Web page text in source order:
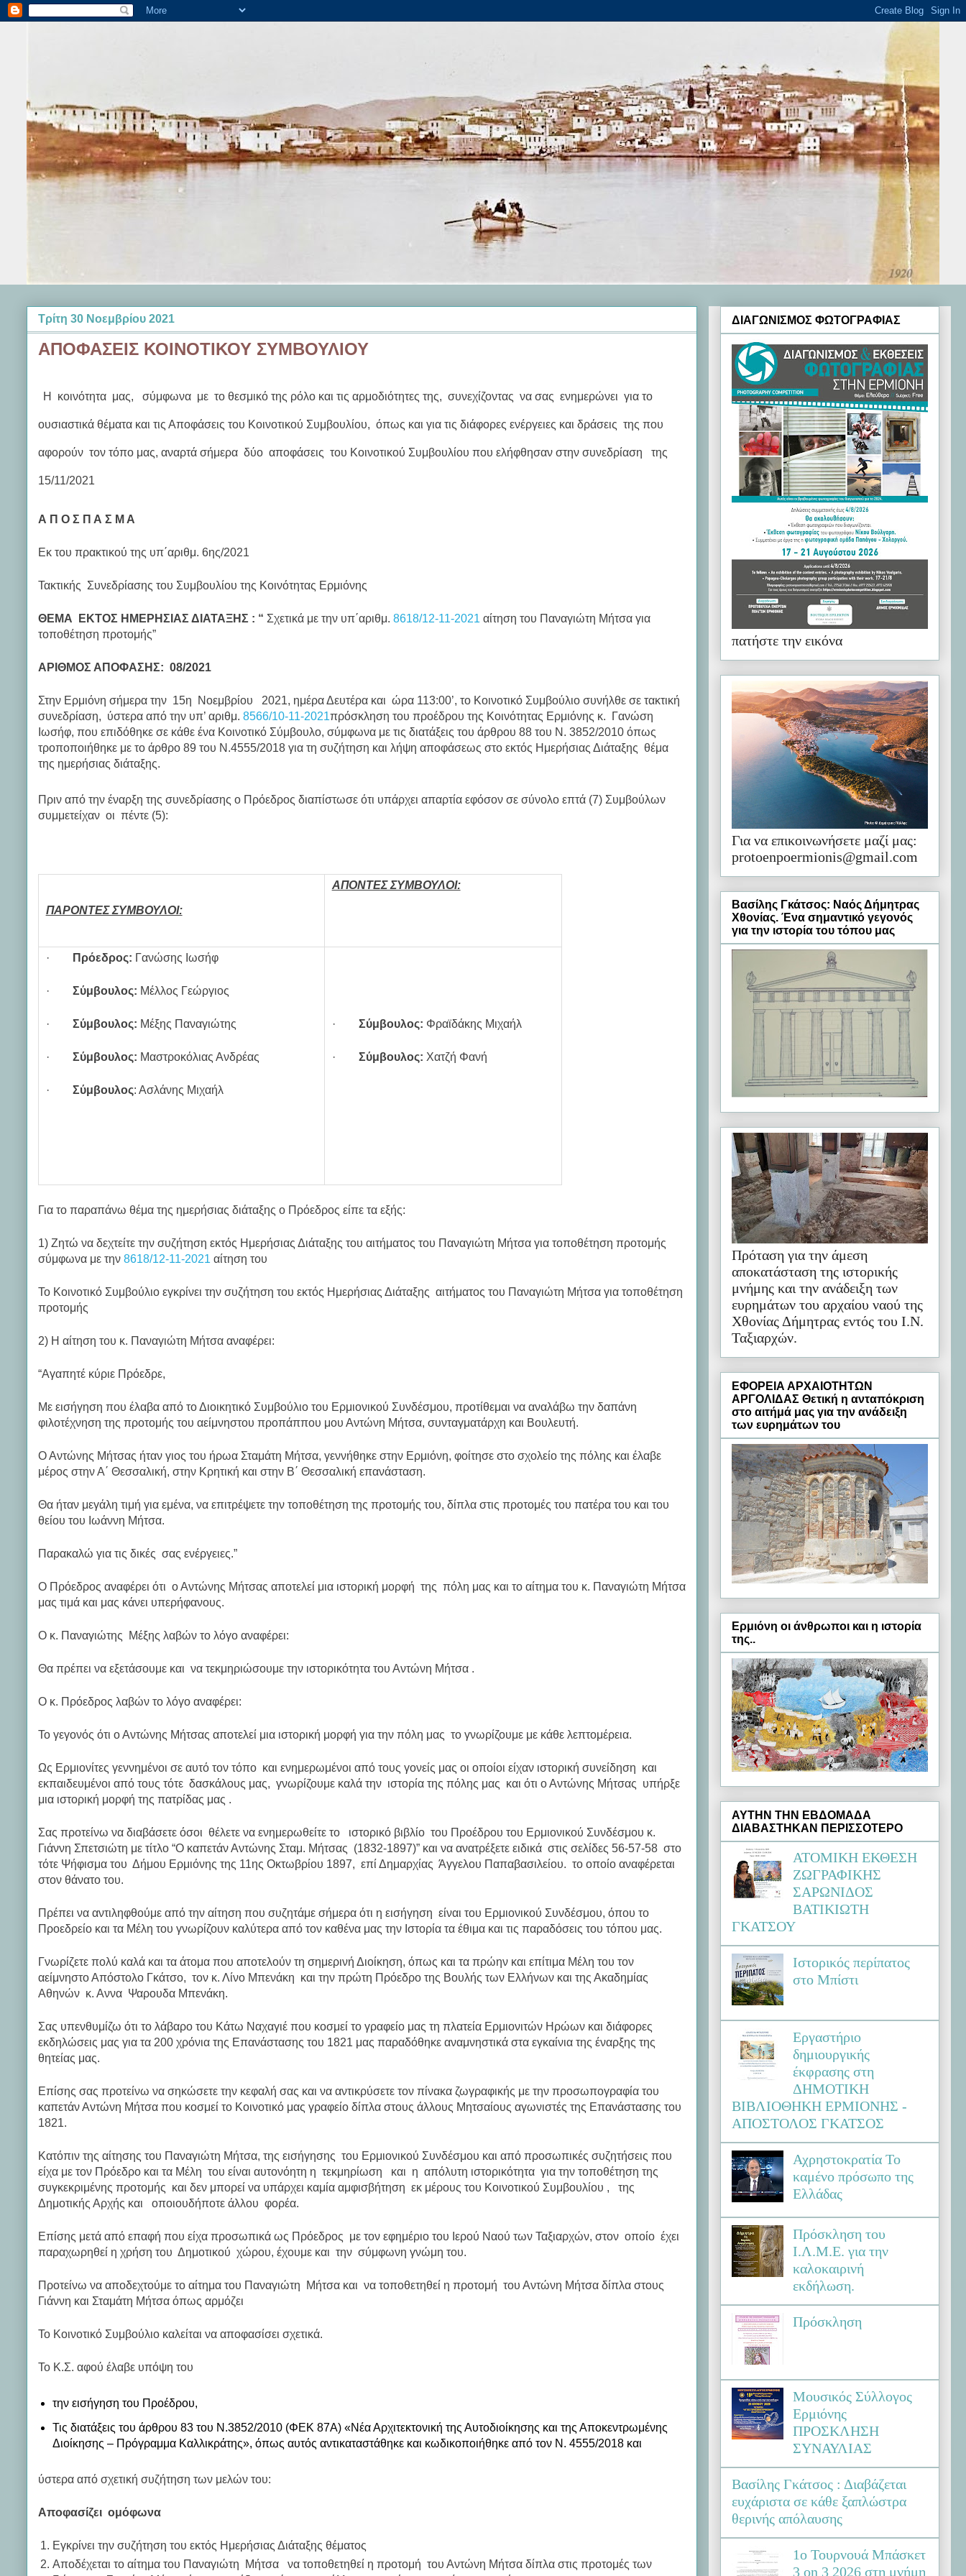
Τρίτη 30 Νοεμβρίου 2021
ΑΠΟΦΑΣΕΙΣ ΚΟΙΝΟΤΙΚΟΥ ΣΥΜΒΟΥΛΙΟΥ
Η κοινότητα μας, σύμφωνα με το θεσμικό της ρόλο και τις αρμοδιότητες της, συνεχίζοντας να σας ενημερώνει για το
ουσιαστικά θέματα και τις Αποφάσεις του Κοινοτικού Συμβουλίου, όπως και για τις διάφορες ενέργειες και δράσεις της που
αφορούν τον τόπο μας, αναρτά σήμερα δύο αποφάσεις του Κοινοτικού Συμβουλίου που ελήφθησαν στην συνεδρίαση της
15/11/2021
Α Π Ο Σ Π Α Σ Μ Α
Εκ του πρακτικού της υπ΄αριθμ. 6ης/2021
Τακτικής Συνεδρίασης του Συμβουλίου της Κοινότητας Ερμιόνης
ΘΕΜΑ ΕΚΤΟΣ ΗΜΕΡΗΣΙΑΣ ΔΙΑΤΑΞΗΣ : “ Σχετικά με την υπ΄αριθμ. 8618/12-11-2021 αίτηση του Παναγιώτη Μήτσα για
τοποθέτηση προτομής”
ΑΡΙΘΜΟΣ ΑΠΟΦΑΣΗΣ: 08/2021
Στην Ερμιόνη σήμερα την 15η Νοεμβρίου 2021, ημέρα Δευτέρα και ώρα 113:00’, το Κοινοτικό Συμβούλιο συνήλθε σε τακτική
συνεδρίαση, ύστερα από την υπ’ αριθμ. 8566/10-11-2021πρόσκληση του προέδρου της Κοινότητας Ερμιόνης κ. Γανώση
Ιωσήφ, που επιδόθηκε σε κάθε ένα Κοινοτικό Σύμβουλο, σύμφωνα με τις διατάξεις του άρθρου 88 του Ν. 3852/2010 όπως
τροποποιήθηκε με το άρθρο 89 του Ν.4555/2018 για τη συζήτηση και λήψη αποφάσεως στο εκτός Ημερήσιας Διάταξης θέμα
της ημερήσιας διάταξης.
Πριν από την έναρξη της συνεδρίασης ο Πρόεδρος διαπίστωσε ότι υπάρχει απαρτία εφόσον σε σύνολο επτά (7) Συμβούλων
συμμετείχαν οι πέντε (5):
ΠΑΡΟΝΤΕΣ ΣΥΜΒΟΥΛΟΙ:
ΑΠΟΝΤΕΣ ΣΥΜΒΟΥΛΟΙ:
· Πρόεδρος: Γανώσης Ιωσήφ
· Σύμβουλος: Μέλλος Γεώργιος
· Σύμβουλος: Μέξης Παναγιώτης
· Σύμβουλος: Μαστροκόλιας Ανδρέας
· Σύμβουλος: Ασλάνης Μιχαήλ
· Σύμβουλος: Φραϊδάκης Μιχαήλ
· Σύμβουλος: Χατζή Φανή
Για το παραπάνω θέμα της ημερήσιας διάταξης ο Πρόεδρος είπε τα εξής:
1) Ζητώ να δεχτείτε την συζήτηση εκτός Ημερήσιας Διάταξης του αιτήματος του Παναγιώτη Μήτσα για τοποθέτηση προτομής
σύμφωνα με την 8618/12-11-2021 αίτηση του
Το Κοινοτικό Συμβούλιο εγκρίνει την συζήτηση του εκτός Ημερήσιας Διάταξης αιτήματος του Παναγιώτη Μήτσα για τοποθέτηση
προτομής
2) Η αίτηση του κ. Παναγιώτη Μήτσα αναφέρει:
“Αγαπητέ κύριε Πρόεδρε,
Με εισήγηση που έλαβα από το Διοικητικό Συμβούλιο του Ερμιονικού Συνδέσμου, προτίθεμαι να αναλάβω την δαπάνη
φιλοτέχνηση της προτομής του αείμνηστου προπάππου μου Αντώνη Μήτσα, συνταγματάρχη και Βουλευτή.
Ο Αντώνης Μήτσας ήταν γιος του ήρωα Σταμάτη Μήτσα, γεννήθηκε στην Ερμιόνη, φοίτησε στο σχολείο της πόλης και έλαβε
μέρος στην Α΄ Θεσσαλική, στην Κρητική και στην Β΄ Θεσσαλική επανάσταση.
Θα ήταν μεγάλη τιμή για εμένα, να επιτρέψετε την τοποθέτηση της προτομής του, δίπλα στις προτομές του πατέρα του και του
θείου του Ιωάννη Μήτσα.
Παρακαλώ για τις δικές σας ενέργειες.”
Ο Πρόεδρος αναφέρει ότι ο Αντώνης Μήτσας αποτελεί μια ιστορική μορφή της πόλη μας και το αίτημα του κ. Παναγιώτη Μήτσα
μας τιμά και μας κάνει υπερήφανους.
Ο κ. Παναγιώτης Μέξης λαβών το λόγο αναφέρει:
Θα πρέπει να εξετάσουμε και να τεκμηριώσουμε την ιστορικότητα του Αντώνη Μήτσα .
Ο κ. Πρόεδρος λαβών το λόγο αναφέρει:
Το γεγονός ότι ο Αντώνης Μήτσας αποτελεί μια ιστορική μορφή για την πόλη μας το γνωρίζουμε με κάθε λεπτομέρεια.
Ως Ερμιονίτες γεννημένοι σε αυτό τον τόπο και ενημερωμένοι από τους γονείς μας οι οποίοι είχαν ιστορική συνείδηση και
εκπαιδευμένοι από τους τότε δασκάλους μας, γνωρίζουμε καλά την ιστορία της πόλης μας και ότι ο Αντώνης Μήτσας υπήρξε
μια ιστορική μορφή της πατρίδας μας .
Σας προτείνω να διαβάσετε όσοι θέλετε να ενημερωθείτε το ιστορικό βιβλίο του Προέδρου του Ερμιονικού Συνδέσμου κ.
Γιάννη Σπετσιώτη με τίτλο “Ο καπετάν Αντώνης Σταμ. Μήτσας (1832-1897)” και να ανατρέξετε ειδικά στις σελίδες 56-57-58 στο
τότε Ψήφισμα του Δήμου Ερμιόνης της 11ης Οκτωβρίου 1897, επί Δημαρχίας Άγγελου Παπαβασιλείου. το οποίο αναφέρεται
στον θάνατο του.
Πρέπει να αντιληφθούμε από την αίτηση που συζητάμε σήμερα ότι η εισήγηση είναι του Ερμιονικού Συνδέσμου, όπου το
Προεδρείο και τα Μέλη του γνωρίζουν καλύτερα από τον καθένα μας την Ιστορία τα έθιμα και τις παραδόσεις του τόπου μας.
Γνωρίζετε πολύ καλά και τα άτομα που αποτελούν τη σημερινή Διοίκηση, όπως και τα πρώην και επίτιμα Μέλη του τον
αείμνηστο Απόστολο Γκάτσο, τον κ. Λίνο Μπενάκη και την πρώτη Πρόεδρο της Βουλής των Ελλήνων και της Ακαδημίας
Αθηνών κ. Αννα Ψαρουδα Μπενάκη.
Σας υπενθυμίζω ότι το λάβαρο του Κάτω Ναχαγιέ που κοσμεί το γραφείο μας τη πλατεία Ερμιονιτών Ηρώων και διάφορες
εκδηλώσεις μας για τα 200 χρόνια της Επανάστασης του 1821 μας παραδόθηκε αναμνηστικά στα εγκαίνια της έναρξης της
θητείας μας.
Επίσης σας προτείνω να σηκώσετε την κεφαλή σας και να αντικρύσετε τον πίνακα ζωγραφικής με την προσωπογραφία του
καπετάν Αντώνη Μήτσα που κοσμεί το Κοινοτικό μας γραφείο δίπλα στους άλλους Μητσαίους αγωνιστές της Επανάστασης του
1821.
Κατόπιν της αίτησης του Παναγιώτη Μήτσα, της εισήγησης του Ερμιονικού Συνδέσμου και από προσωπικές συζητήσεις που
είχα με τον Πρόεδρο και τα Μέλη του είναι αυτονόητη η τεκμηρίωση και η απόλυτη ιστορικότητα για την τοποθέτηση της
συγκεκριμένης προτομής και δεν μπορεί να υπάρχει καμία αμφισβήτηση εκ μέρους του Κοινοτικού Συμβουλίου , της
Δημοτικής Αρχής και οποιουδήποτε άλλου φορέα.
Επίσης μετά από επαφή που είχα προσωπικά ως Πρόεδρος με τον εφημέριο του Ιερού Ναού των Ταξιαρχών, στον οποίο έχει
παραχωρηθεί η χρήση του Δημοτικού χώρου, έχουμε και την σύμφωνη γνώμη του.
Προτείνω να αποδεχτούμε το αίτημα του Παναγιώτη Μήτσα και να τοποθετηθεί η προτομή του Αντώνη Μήτσα δίπλα στους
Γιάννη και Σταμάτη Μήτσα όπως αρμόζει
Το Κοινοτικό Συμβούλιο καλείται να αποφασίσει σχετικά.
Το Κ.Σ. αφού έλαβε υπόψη του
την εισήγηση του Προέδρου,
Τις διατάξεις του άρθρου 83 του Ν.3852/2010 (ΦΕΚ 87Α) «Νέα Αρχιτεκτονική της Αυτοδιοίκησης και της Αποκεντρωμένης
Διοίκησης – Πρόγραμμα Καλλικράτης», όπως αυτός αντικαταστάθηκε και κωδικοποιήθηκε από τον Ν. 4555/2018 και
ύστερα από σχετική συζήτηση των μελών του:
Αποφασίζει ομόφωνα
Εγκρίνει την συζήτηση του εκτός Ημερήσιας Διάταξης θέματος
Αποδέχεται το αίτημα του Παναγιώτη Μήτσα να τοποθετηθεί η προτομή του Αντώνη Μήτσα δίπλα στις προτομές των
ΔΙΑΓΩΝΙΣΜΟΣ ΦΩΤΟΓΡΑΦΙΑΣ
πατήστε την εικόνα
Για να επικοινωνήσετε μαζί μας:
protoenpoermionis@gmail.com
Βασίλης Γκάτσος: Ναός Δήμητρας
Χθονίας. Ένα σημαντικό γεγονός
για την ιστορία του τόπου μας
Πρόταση για την άμεση
αποκατάσταση της ιστορικής
μνήμης και την ανάδειξη των
ευρημάτων του αρχαίου ναού της
Χθονίας Δήμητρας εντός του Ι.Ν.
Ταξιαρχών.
ΕΦΟΡΕΙΑ ΑΡΧΑΙΟΤΗΤΩΝ
ΑΡΓΟΛΙΔΑΣ Θετική η ανταπόκριση
στο αιτήμά μας για την ανάδειξη
των ευρημάτων του
Ερμιόνη oι άνθρωποι και η ιστορία
της..
ΑΥΤΗΝ ΤΗΝ ΕΒΔΟΜΑΔΑ
ΔΙΑΒΑΣΤΗΚΑΝ ΠΕΡΙΣΣΟΤΕΡΟ
ΑΤΟΜΙΚΗ ΕΚΘΕΣΗ
ΖΩΓΡΑΦΙΚΗΣ
ΣΑΡΩΝΙΔΟΣ
ΒΑΤΙΚΙΩΤΗ
ΓΚΑΤΣΟΥ
Ιστορικός περίπατος
στο Μπίστι
Εργαστήριο
δημιουργικής
έκφρασης στη
ΔΗΜΟΤΙΚΗ
ΒΙΒΛΙΟΘΗΚΗ ΕΡΜΙΟΝΗΣ -
ΑΠΟΣΤΟΛΟΣ ΓΚΑΤΣΟΣ
Αχρηστοκρατία Το
καμένο πρόσωπο της
Ελλάδας
Πρόσκληση του
Ι.Λ.Μ.Ε. για την
καλοκαιρινή
εκδήλωση.
Πρόσκληση
Μουσικός Σύλλογος
Ερμιόνης
ΠΡΟΣΚΛΗΣΗ
ΣΥΝΑΥΛΙΑΣ
Βασίλης Γκάτσος : Διαβάζεται
ευχάριστα σε κάθε ξαπλώστρα
θερινής απόλαυσης
1ο Τουρνουά Μπάσκετ
3 on 3 2026 στη μνήμη